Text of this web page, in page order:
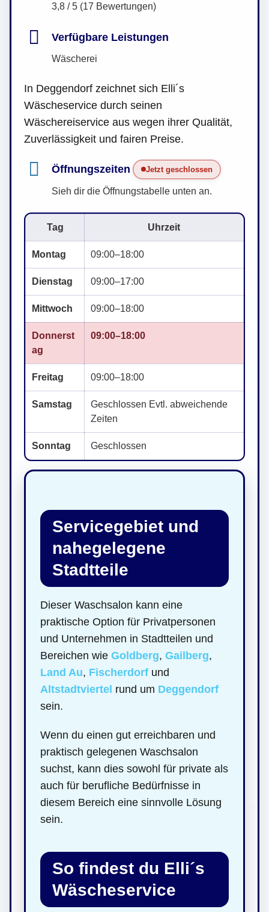
3,8 / 5 (17 Bewertungen)
Verfügbare Leistungen
Wäscherei
In Deggendorf zeichnet sich Elli´s
Wäscheservice durch seinen
Wäschereiservice aus wegen ihrer Qualität,
Zuverlässigkeit und fairen Preise.
Öffnungszeiten Jetzt geschlossen
Sieh dir die Öffnungstabelle unten an.
Tag Uhrzeit
Montag 09:00–18:00
Dienstag 09:00–17:00
Mittwoch 09:00–18:00
Donnerst
ag
09:00–18:00
Freitag 09:00–18:00
Samstag
Geschlossen Evtl. abweichende
Zeiten
Sonntag Geschlossen
Servicegebiet und
nahegelegene
Stadtteile
Dieser Waschsalon kann eine
praktische Option für Privatpersonen
und Unternehmen in Stadtteilen und
Bereichen wie Goldberg, Gailberg,
Land Au, Fischerdorf und
Altstadtviertel rund um Deggendorf
sein.
Wenn du einen gut erreichbaren und
praktisch gelegenen Waschsalon
suchst, kann dies sowohl für private als
auch für berufliche Bedürfnisse in
diesem Bereich eine sinnvolle Lösung
sein.
So findest du Elli´s
Wäscheservice